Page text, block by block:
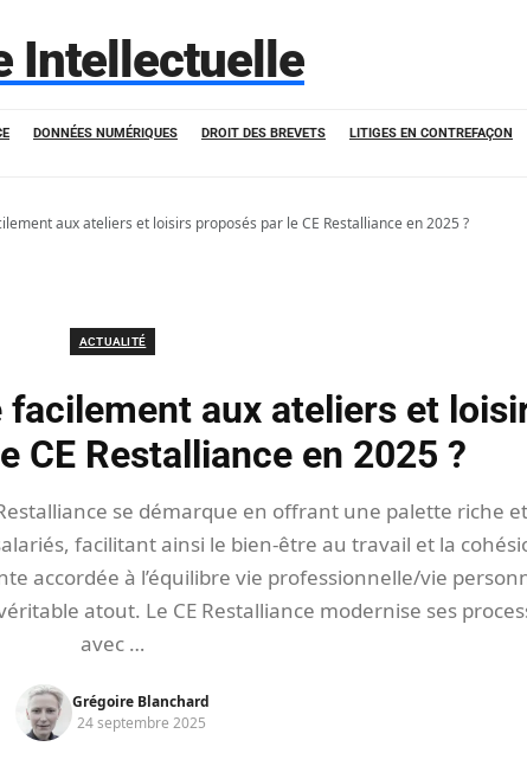
Intellectuelle
DONNÉES NUMÉRIQUES DROIT DES BREVETS LITIGES EN CONTREFAÇON
aux ateliers et loisirs proposés par le CE Restalliance en 2025 ?
ACTUALITÉ
facilement aux ateliers et
CE Restalliance en 2025 ?
se démarque en offrant une palette riche et
facilitant ainsi le bien-être au travail et la
accordée à l’équilibre vie professionnelle/vie
atout. Le CE Restalliance modernise ses
avec …
Grégoire Blanchard
24 septembre 2025